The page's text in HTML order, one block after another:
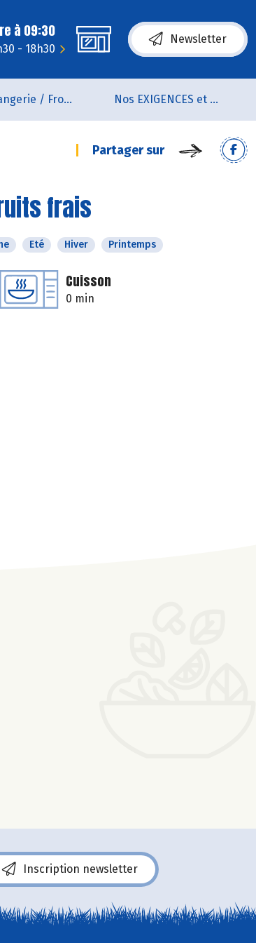
à 09:30
- 18h30
Newsletter
Boulangerie / Fromagerie Nos EXIGENCES et nos VALEURS
Partager sur
frais
Eté Hiver Printemps
Cuisson
0 min
Inscription newsletter